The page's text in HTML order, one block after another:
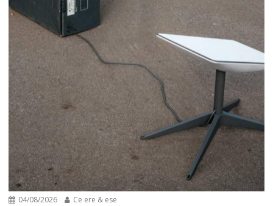
04/08/2026 Ce ere & ese